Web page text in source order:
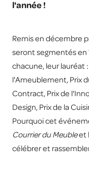
l'année !
Remis en décembre
seront segmentés en
chacune, leur lauréat :
l'Ameublement, Prix
Contract, Prix de
Design, Prix de la
Pourquoi cet
Courrier du Meubleet
célébrer et